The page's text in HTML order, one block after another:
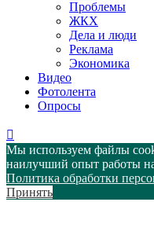
Проблемы
ЖКХ
Дела и люди
Реклама
Экономика
Видео
Фотолента
Опросы
Мы используем файлы
наилучший опыт работы
Политика обработки
Принять